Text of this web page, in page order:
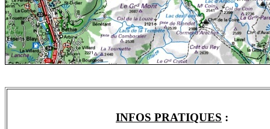
INFOS PRATIQUES :